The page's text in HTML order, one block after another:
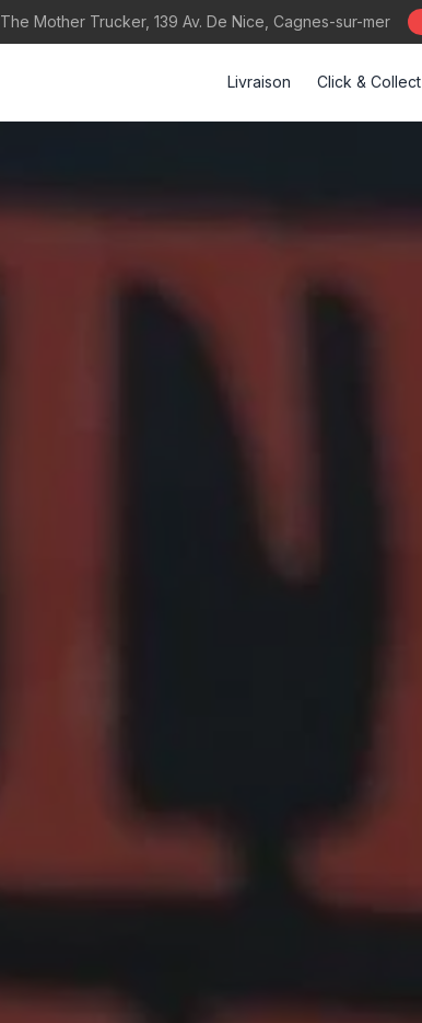
The Mother Trucker, 139 Av. De Nice, Cagnes-sur-mer
Livraison Click & Collect